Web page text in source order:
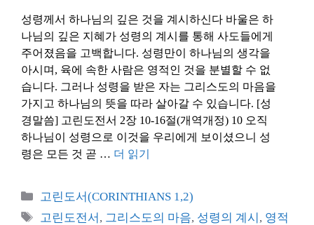
성령께서 하나님의 깊은 것을 계시하신다 바울은 하
나님의 깊은 지혜가 성령의 계시를 통해 사도들에게
주어졌음을 고백합니다. 성령만이 하나님의 생각을
아시며, 육에 속한 사람은 영적인 것을 분별할 수 없
습니다. 그러나 성령을 받은 자는 그리스도의 마음을
가지고 하나님의 뜻을 따라 살아갈 수 있습니다. [성
경말씀] 고린도전서 2장 10-16절(개역개정) 10 오직
하나님이 성령으로 이것을 우리에게 보이셨으니 성
령은 모든 것 곧 … 더 읽기
카
테
고린도서(CORINTHIANS 1,2)
태
고린도전서 , 그리스도의 마음, 성령의 계시 , 영적